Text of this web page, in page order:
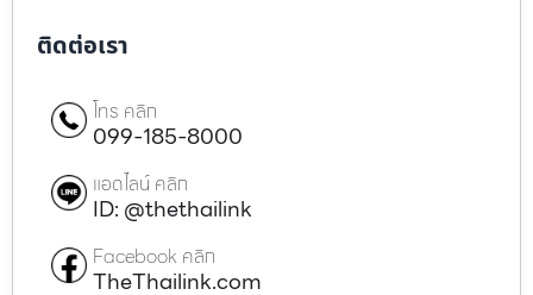
ติดต่อเรา
โทร คลิก
099-185-8000
แอดไลน์ คลิก
ID: @thethailink
Facebook คลิก
TheThailink.com